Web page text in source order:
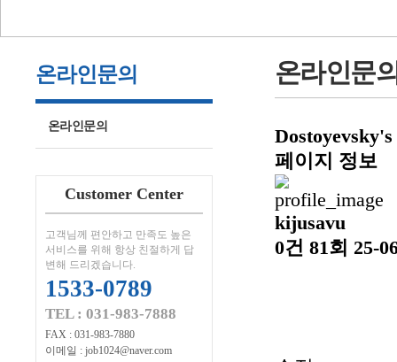
온라인문의
온라인문의
Customer Center
고객님께 편안하고 만족도 높은
서비스를 위해 항상 친절하게 답
변해 드리겠습니다.
1533-0789
TEL : 031-983-7888
FAX : 031-983-7880
이메일 : job1024@naver.com
온라인문
페이지 정보
kijusavu
0건 81회 25-